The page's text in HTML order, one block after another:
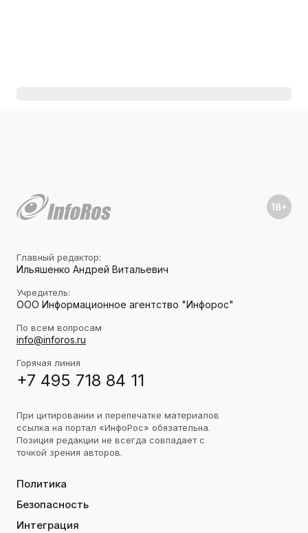
Главный редактор:
Ильяшенко Андрей Витальевич
Учредитель:
ООО Информационное агентство "Инфорос"
По всем вопросам
info@inforos.ru
Горячая линия
+7 495 718 84 11
При цитировании и перепечатке материалов
ссылка на портал «ИнфоРос» обязательна.
Позиция редакции не всегда совпадает с
точкой зрения авторов.
Политика
Безопасность
Интеграция